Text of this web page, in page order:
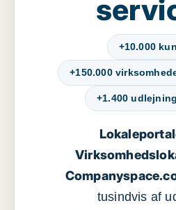
+10.000
+150.000
+1.400
tusindvis af